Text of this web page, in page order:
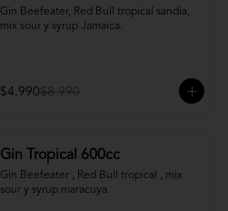
Gin Beefeater, Red Bull tropical sandia,
mix sour y syrup Jamaica.
$4.990$8.990
Gin Tropical 600cc
Gin Beefeater , Red Bull tropical , mix
sour y syrup maracuya.